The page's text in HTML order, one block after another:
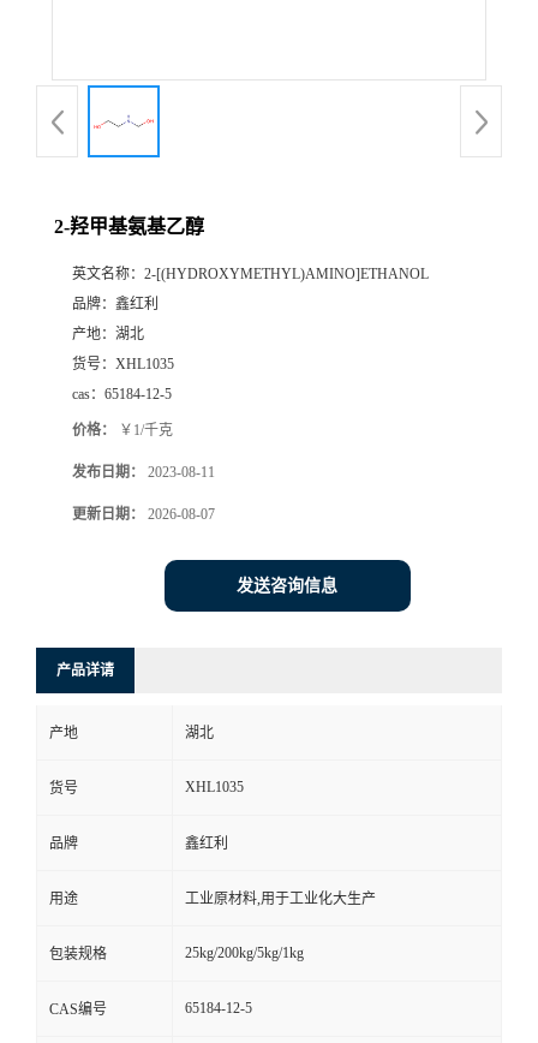
2-羟甲基氨基乙醇
英文名称： 2-[(HYDROXYMETHYL)AMINO]ETHANOL
品牌： 鑫红利
产地： 湖北
货号： XHL1035
cas： 65184-12-5
价格： ￥1/千克
发布日期： 2023-08-11
更新日期： 2026-08-07
发送咨询信息
产品详请
产地 湖北
货号 XHL1035
品牌 鑫红利
用途 工业原材料,用于工业化大生产
包装规格 25kg/200kg/5kg/1kg
CAS编号 65184-12-5